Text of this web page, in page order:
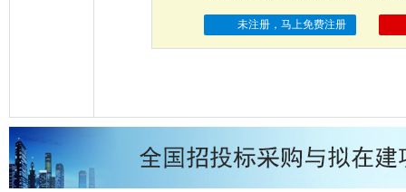
未注册，马上免费注册